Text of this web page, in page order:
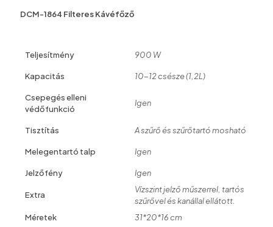
DCM-1864 Filteres Kávéfőző
Teljesítmény 900 W
Kapacitás 10-12 csésze (1,2L)
Csepegés elleni
védőfunkció
Igen
Tisztítás A szűrő és szűrőtartó mosható
Melegentartó talp Igen
Jelzőfény Igen
Extra
Vízszint jelző műszerrel, tartós
szűrővel és kanállal ellátott.
Méretek
31*20*16 cm